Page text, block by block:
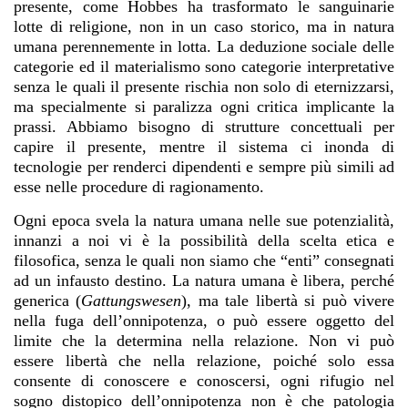
presente, come Hobbes ha trasformato le sanguinarie
lotte di religione, non in un caso storico, ma in natura
umana perennemente in lotta. La deduzione sociale delle
categorie ed il materialismo sono categorie interpretative
senza le quali il presente rischia non solo di eternizzarsi,
ma specialmente si paralizza ogni critica implicante la
prassi. Abbiamo bisogno di strutture concettuali per
capire il presente, mentre il sistema ci inonda di
tecnologie per renderci dipendenti e sempre più simili ad
esse nelle procedure di ragionamento.
Ogni epoca svela la natura umana nelle sue potenzialità,
innanzi a noi vi è la possibilità della scelta etica e
filosofica, senza le quali non siamo che “enti” consegnati
ad un infausto destino. La natura umana è libera, perché
generica (Gattungswesen), ma tale libertà si può vivere
nella fuga dell’onnipotenza, o può essere oggetto del
limite che la determina nella relazione. Non vi può
essere libertà che nella relazione, poiché solo essa
consente di conoscere e conoscersi, ogni rifugio nel
sogno distopico dell’onnipotenza non è che patologia